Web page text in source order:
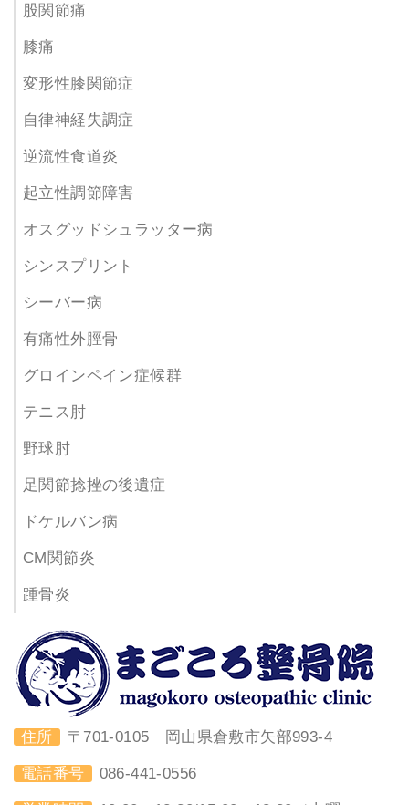
股関節痛
膝痛
変形性膝関節症
自律神経失調症
逆流性食道炎
起立性調節障害
オスグッドシュラッター病
シンスプリント
シーバー病
有痛性外脛骨
グロインペイン症候群
テニス肘
野球肘
足関節捻挫の後遺症
ドケルバン病
CM関節炎
踵骨炎
住所 〒701-0105 岡山県倉敷市矢部993-4
電話番号 086-441-0556